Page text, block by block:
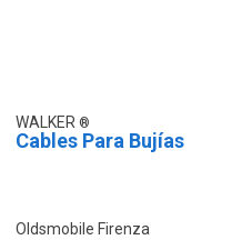
WALKER
Cables Para Bujías
Oldsmobile Firenza